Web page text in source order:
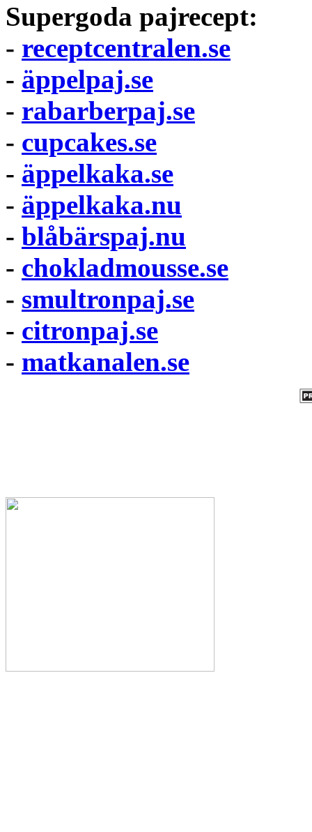
Supergoda pajrecept:
- receptcentralen.se
- äppelpaj.se
- rabarberpaj.se
- cupcakes.se
- äppelkaka.se
- äppelkaka.nu
- blåbärspaj.nu
- chokladmousse.se
- smultronpaj.se
- citronpaj.se
- matkanalen.se